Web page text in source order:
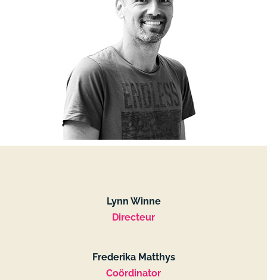
Lynn Winne
Directeur
Frederika Matthys
Coördinator